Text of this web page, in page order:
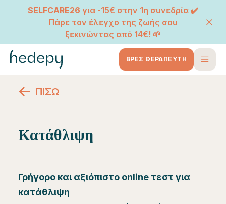
SELFCARE26 για -15€ στην 1η συνεδρία ✔️
Πάρε τον έλεγχο της ζωής σου
ξεκινώντας από 14€! 🌱
ΒΡΕΣ ΘΕΡΑΠΕΥΤΗ
ΠΙΣΩ
Κατάθλιψη
Γρήγορο και αξιόπιστο online τεστ για
κατάθλιψη